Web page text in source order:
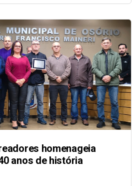
homenageia
anos de história